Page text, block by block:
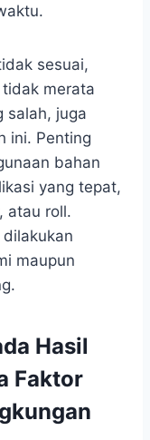
sesuai,
merata
salah, juga
ini. Penting
bahan
yang tepat,
atau roll.
maupun
Hasil
Faktor